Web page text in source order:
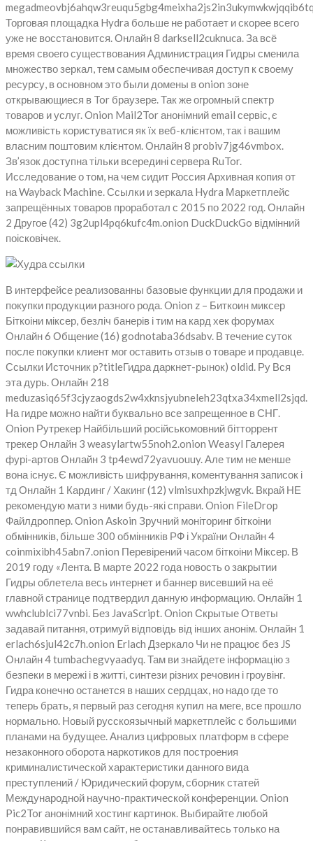
Торговая площадка Hydra больше не работает и скорее всего
уже не восстановится. Онлайн 8 darksell2cuknuca. За всё
время своего существования Администрация Гидры сменила
множество зеркал, тем самым обеспечивая доступ к своему
ресурсу, в основном это были домены в onion зоне
открывающиеся в Tor браузере. Так же огромный спектр
товаров и услуг. Onion Mail2Tor анонімний email сервіс, є
можливість користуватися як їх веб-клієнтом, так і вашим
власним поштовим клієнтом. Онлайн 8 probiv7jg46vmbox.
Зв’язок доступна тільки всередині сервера RuTor.
Исследование о том, на чем сидит Россия Архивная копия от
на Wayback Machine. Ссылки и зеркала Hydra Маркетплейс
запрещённых товаров проработал с 2015 по 2022 год. Онлайн
2 Другое (42) 3g2upl4pq6kufc4m.onion DuckDuckGo відмінний
поісковічек.
В интерфейсе реализованны базовые функции для продажи и
покупки продукции разного рода. Onion z – Биткоин миксер
Біткоіни міксер, безліч банерів і тим на кард хек форумах
Онлайн 6 Общение (16) godnotaba36dsabv. В течение суток
после покупки клиент мог оставить отзыв о товаре и продавце.
Ссылки Источник p?titleГидра даркнет-рынок) oldid. Ру Вся
эта дурь. Онлайн 218
meduzasiq65f3cjyzaogds2w4xknsjyubneleh23qtxa34xmell2sjqd.
На гидре можно найти буквально все запрещенное в СНГ.
Onion Рутрекер Найбільший російськомовний бітторрент
трекер Онлайн 3 weasylartw55noh2.onion Weasyl Галерея
фурі-артов Онлайн 3 tp4ewd72yavuouuy. Але тим не менше
вона існує. Є можливість шифрування, коментування записок і
тд Онлайн 1 Кардинг / Хакинг (12) vlmisuxhpzkjwgvk. Вкрай НЕ
рекомендую мати з ними будь-які справи. Onion FileDrop
Файлдроппер. Onion Askoin Зручний моніторинг біткоіни
обмінників, більше 300 обмінників РФ і України Онлайн 4
coinmixibh45abn7.onion Перевірений часом біткоіни Міксер. В
2019 году «Лента. В марте 2022 года новость о закрытии
Гидры облетела весь интернет и баннер висевший на её
главной странице подтвердил данную информацию. Онлайн 1
wwhclublci77vnbi. Без JavaScript. Onion Скрытые Ответы
задавай питання, отримуй відповідь від інших анонім. Онлайн 1
erlach6sjul42c7h.onion Erlach Дзеркало Чи не працює без JS
Онлайн 4 tumbachegvyaadyq. Там ви знайдете інформацію з
безпеки в мережі і в житті, синтези різних речовин і гроувінг.
Гидра конечно останется в наших сердцах, но надо где то
теперь брать, я первый раз сегодня купил на меге, все прошло
нормально. Новый русскоязычный маркетплейс с большими
планами на будущее. Анализ цифровых платформ в сфере
незаконного оборота наркотиков для построения
криминалистической характеристики данного вида
преступлений / Юридический форум, сборник статей
Международной научно-практической конференции. Onion
Pic2Tor анонімний хостинг картинок. Выбирайте любой
понравившийся вам сайт, не останавливайтесь только на